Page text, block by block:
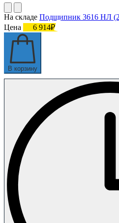
На складе Подшипник 3616 НЛ
Цена
6 914₽
В корзину